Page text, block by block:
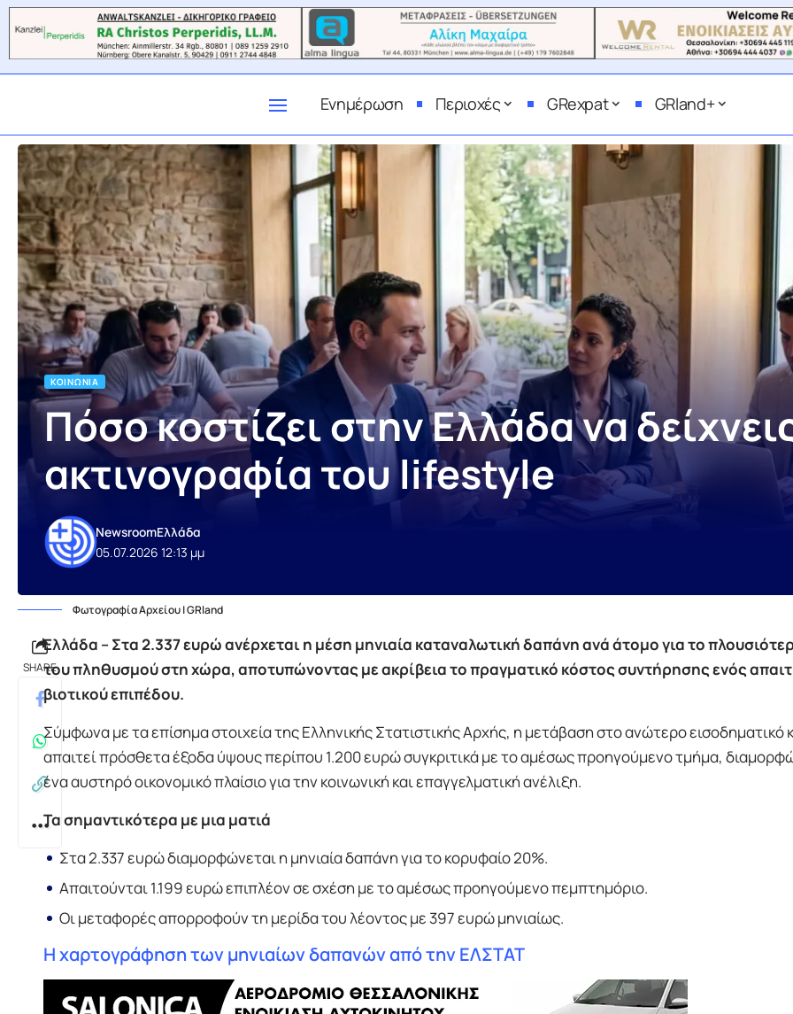
Ενημέρωση Περιοχές GRexpat GRland+
ΚΟΙΝΩΝΊΑ
Πόσο κοστίζει στην Ελλάδα να
ακτινογραφία του lifestyle
05.07.2026 12:13 μμ
NewsroomΕλλάδα
Φωτογραφία Αρχείου | GRland
SHARE
Ελλάδα – Στα 2.337 ευρώ ανέρχεται η μέση μηνιαία καταναλωτική δαπάνη ανά άτομο για το
του πληθυσμού στη χώρα, αποτυπώνοντας με ακρίβεια το πραγματικό κόστος συντήρησης ενός
βιοτικού επιπέδου.
Σύμφωνα με τα επίσημα στοιχεία της Ελληνικής Στατιστικής Αρχής, η μετάβαση στο ανώτερο εισοδηματικό
απαιτεί πρόσθετα έξοδα ύψους περίπου 1.200 ευρώ συγκριτικά με το αμέσως προηγούμενο τμήμα,
ένα αυστηρό οικονομικό πλαίσιο για την κοινωνική και επαγγελματική ανέλιξη.
Τα σημαντικότερα με μια ματιά
Στα 2.337 ευρώ διαμορφώνεται η μηνιαία δαπάνη για το κορυφαίο 20%.
Απαιτούνται 1.199 ευρώ επιπλέον σε σχέση με το αμέσως προηγούμενο πεμπτημόριο.
Οι μεταφορές απορροφούν τη μερίδα του λέοντος με 397 ευρώ μηνιαίως.
Η χαρτογράφηση των μηνιαίων δαπανών από την ΕΛΣΤΑΤ